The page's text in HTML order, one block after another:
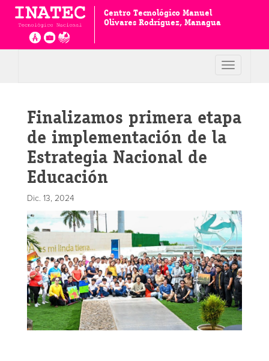
Centro Tecnológico Manuel
Olivares Rodríguez, Managua
Toggle
Finalizamos primera etapa
de implementación de la
Estrategia Nacional de
Educación
Dic. 13, 2024